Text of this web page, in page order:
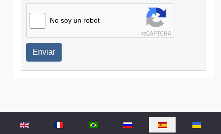
No soy un robot
Enviar
Seleccione su idioma